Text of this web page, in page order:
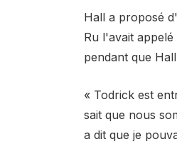
Hall a proposé
Ru l'avait
pendant que
« Todrick est
sait que nous
a dit que je